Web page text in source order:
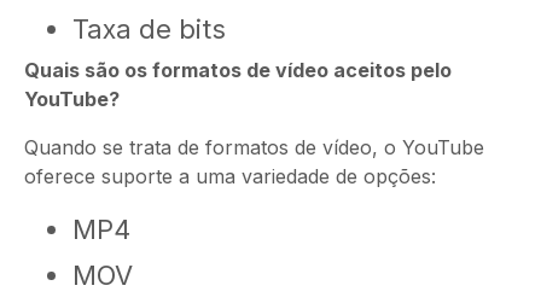
Taxa de bits
Quais são os formatos de vídeo aceitos pelo
YouTube?
Quando se trata de formatos de vídeo, o YouTube
oferece suporte a uma variedade de opções:
MP4
MOV